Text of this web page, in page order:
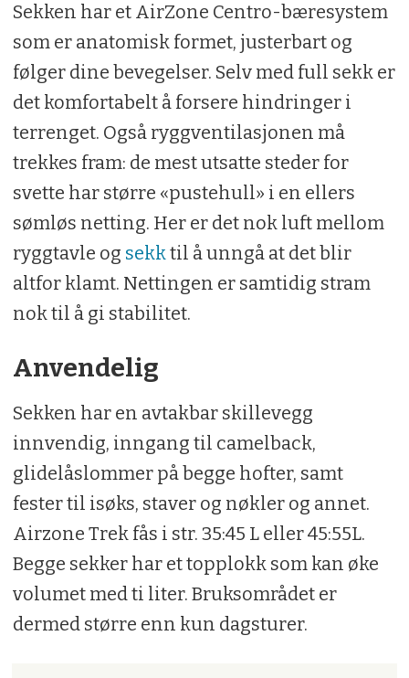
Sekken har et AirZone Centro-bæresystem
som er anatomisk formet, justerbart og
følger dine bevegelser. Selv med full sekk er
det komfortabelt å forsere hindringer i
terrenget. Også ryggventilasjonen må
trekkes fram: de mest utsatte steder for
svette har større «pustehull» i en ellers
sømløs netting. Her er det nok luft mellom
ryggtavle og sekktil å unngå at det blir
altfor klamt. Nettingen er samtidig stram
nok til å gi stabilitet.
Anvendelig
Sekken har en avtakbar skillevegg
innvendig, inngang til camelback,
glidelåslommer på begge hofter, samt
fester til isøks, staver og nøkler og annet.
Airzone Trek fås i str. 35:45 L eller 45:55L.
Begge sekker har et topplokk som kan øke
volumet med ti liter. Bruksområdet er
dermed større enn kun dagsturer.